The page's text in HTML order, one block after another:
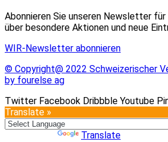
Abonnieren Sie unseren Newsletter
über besondere Aktionen und neue
WIR-Newsletter abonnieren
© Copyright@ 2022 Schweizerischer
by fourelse ag
Twitter Facebook Dribbble Youtube
Translate »
Translate